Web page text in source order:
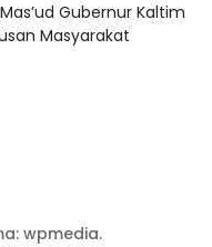
Gubernur Kaltim
Masyarakat
wpmedia.